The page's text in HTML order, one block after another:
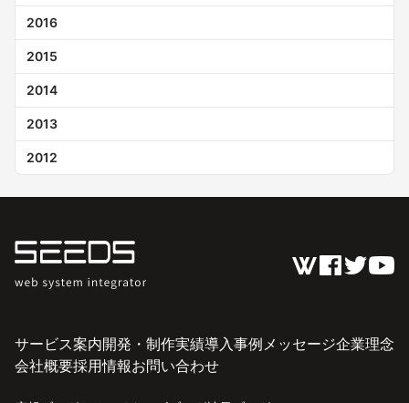
2016
2015
2014
2013
2012
サービス案内開発・制作実績導入事例メッセージ企業理念
会社概要採用情報お問い合わせ